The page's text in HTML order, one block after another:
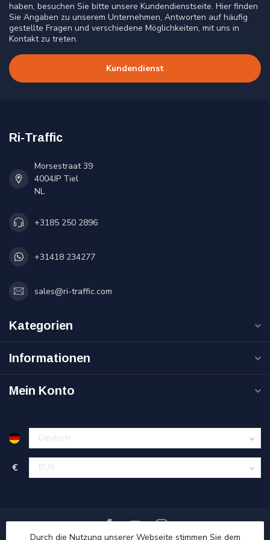
haben, besuchen Sie bitte unsere Kundendienstseite. Hier finden
Sie Angaben zu unserem Unternehmen, Antworten auf häufig
gestellte Fragen und verschiedene Möglichkeiten, mit uns in
Kontakt zu treten.
Kundendienst
Ri-Traffic
Morsestraat 39
4004JP Tiel
NL
+3185 250 2896
+31418 234277
sales@ri-traffic.com
Kategorien
Informationen
Mein Konto
€
Durch die Nutzung unserer Webseite stimmen Sie dem